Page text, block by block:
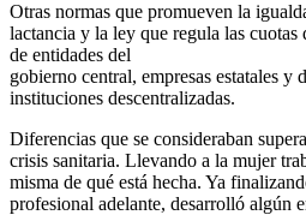
Otras normas que promueven la
lactancia y la ley que regula las cuotas
de entidades del
gobierno central, empresas estatales
instituciones descentralizadas.
Diferencias que se consideraban
crisis sanitaria. Llevando a la mujer
misma de qué está hecha. Ya
profesional adelante, desarrolló algún